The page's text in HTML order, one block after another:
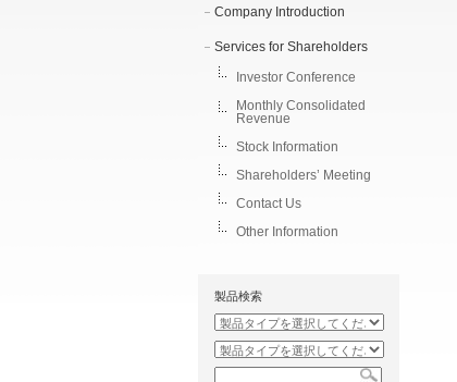
Company Introduction
Services for Shareholders
Investor Conference
Monthly Consolidated
Revenue
Stock Information
Shareholders’ Meeting
Contact Us
Other Information
製品検索